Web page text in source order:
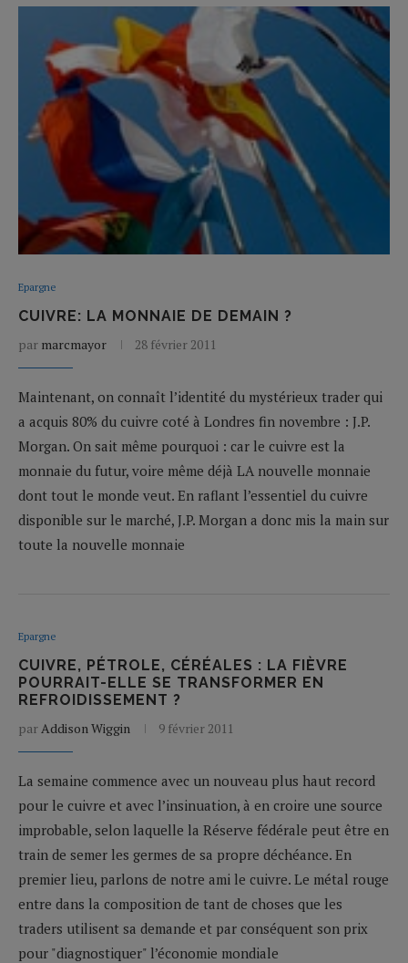
Epargne
CUIVRE: LA MONNAIE DE DEMAIN ?
par marcmayor 28 février 2011
Maintenant, on connaît l’identité du mystérieux trader qui
a acquis 80% du cuivre coté à Londres fin novembre : J.P.
Morgan. On sait même pourquoi : car le cuivre est la
monnaie du futur, voire même déjà LA nouvelle monnaie
dont tout le monde veut. En raflant l’essentiel du cuivre
disponible sur le marché, J.P. Morgan a donc mis la main sur
toute la nouvelle monnaie
Epargne
CUIVRE, PÉTROLE, CÉRÉALES : LA FIÈVRE
POURRAIT-ELLE SE TRANSFORMER EN
REFROIDISSEMENT ?
parAddison Wiggin 9 février 2011
La semaine commence avec un nouveau plus haut record
pour le cuivre et avec l’insinuation, à en croire une source
improbable, selon laquelle la Réserve fédérale peut être en
train de semer les germes de sa propre déchéance. En
premier lieu, parlons de notre ami le cuivre. Le métal rouge
entre dans la composition de tant de choses que les
traders utilisent sa demande et par conséquent son prix
pour "diagnostiquer" l’économie mondiale